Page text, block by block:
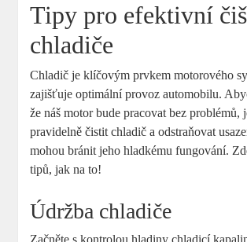
Tipy pro efektivní
chladiče
Chladič je klíčovým prvkem motorového
zajišťuje optimální provoz automobilu.
že náš motor bude pracovat bez problémů,
pravidelně čistit chladič a odstraňovat
mohou bránit jeho hladkému fungování.
tipů, jak na to!
Údržba chladiče